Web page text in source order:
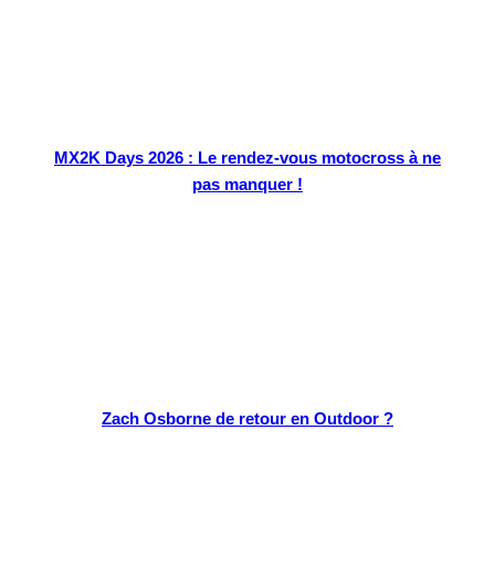
MX2K Days 2026 : Le rendez-vous motocross à ne
pas manquer !
Zach Osborne de retour en Outdoor ?